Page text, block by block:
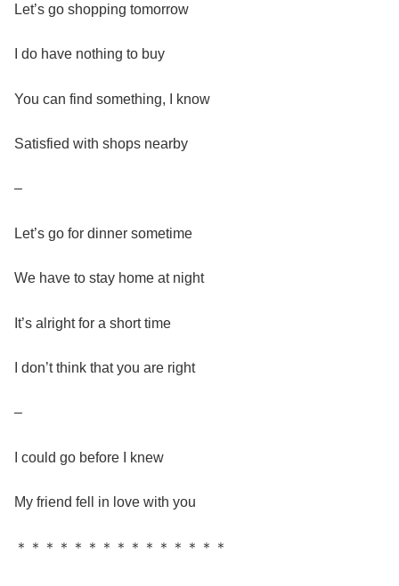
Let’s go shopping tomorrow
I do have nothing to buy
You can find something, I know
Satisfied with shops nearby
–
Let’s go for dinner sometime
We have to stay home at night
It’s alright for a short time
I don’t think that you are right
–
I could go before I knew
My friend fell in love with you
＊＊＊＊＊＊＊＊＊＊＊＊＊＊＊